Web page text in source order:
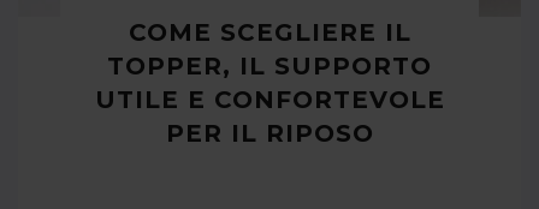
COME SCEGLIERE IL
TOPPER, IL SUPPORTO
UTILE E CONFORTEVOLE
PER IL RIPOSO